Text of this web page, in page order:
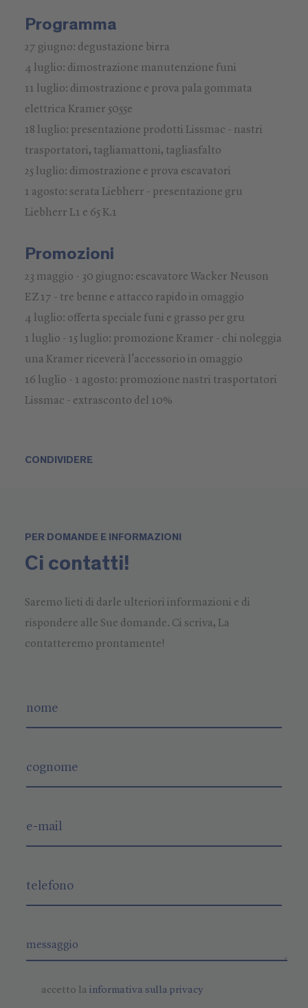
Programma
27 giugno: degustazione birra
4 luglio: dimostrazione manutenzione funi
11 luglio: dimostrazione e prova pala gommata
elettrica Kramer 5055e
18 luglio: presentazione prodotti Lissmac - nastri
trasportatori, tagliamattoni, tagliasfalto
25 luglio: dimostrazione e prova escavatori
1 agosto: serata Liebherr - presentazione gru
Liebherr L1 e 65 K.1
Promozioni
23 maggio - 30 giugno: escavatore Wacker Neuson
EZ 17 - tre benne e attacco rapido in omaggio
4 luglio: offerta speciale funi e grasso per gru
1 luglio - 15 luglio: promozione Kramer - chi noleggia
una Kramer riceverà l'accessorio in omaggio
16 luglio - 1 agosto: promozione nastri trasportatori
Lissmac - extrasconto del 10%
CONDIVIDERE
PER DOMANDE E INFORMAZIONI
Ci contatti!
Saremo lieti di darle ulteriori informazioni e di
rispondere alle Sue domande. Ci scriva, La
contatteremo prontamente!
accetto lainformativa sulla privacy